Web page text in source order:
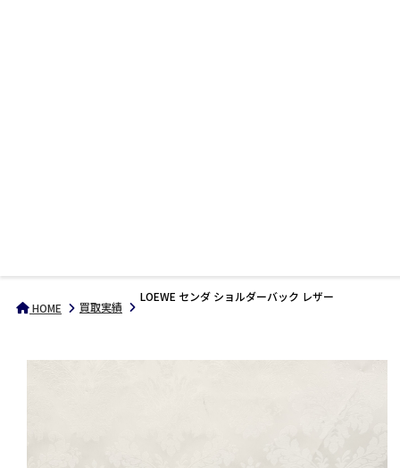
HOME 買取実績
LOEWE センダ ショルダーバック レザー